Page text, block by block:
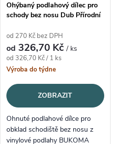
Ohýbaný podlahový dílec pro
schody bez nosu Dub Přírodní
od 270 Kč bez DPH
od 326,70 Kč/ ks
Měrná cena:
od 326,70 Kč / 1 ks
Výroba do týdne
ZOBRAZIT
Ohnuté podlahové dílce pro
obklad schodiště bez nosu z
vinylové podlahy BUKOMA